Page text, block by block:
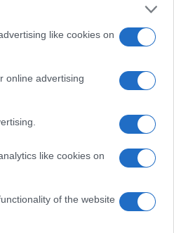
like cookies on
online advertising
like cookies on
of the website
alla
ha
sia a chi
ampio.